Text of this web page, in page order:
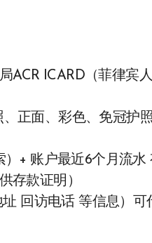
ACR ICARD（菲律宾人
正面、彩色、免冠护
+ 账户最近6个月流
存款证明）
回访电话 等信息）可